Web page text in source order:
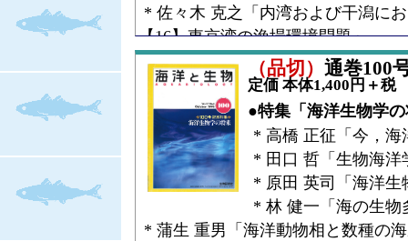
* 佐々木 克之「内湾および干潟に
【16】東京湾の漁場環境問題」
* 和田 一雄「オットセイ研究40年
* 中村 一恵「ニホンアシカの復元
におけるアシカ猟とその地理的分布
●コラム
* 山下 欣二「宮島だより【19】六
●Research Article
* 古賀 庸憲「コメツキガニ
動と精子競争」
（品切） 通巻100
定価 本体1,400円＋税
●特集「海洋生物学
* 高橋 正征「今，海
* 田口 哲「生物海洋
* 原田 英司「海洋生
* 林 健一「海の生物
* 蒲生 重男「海洋動物相と数種の